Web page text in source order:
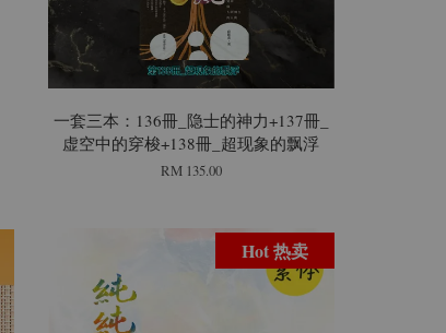
一套三本：136冊_隐士的神力+137冊_
虚空中的穿梭+138冊_超现象的飘浮
RM 135.00
Hot 热卖